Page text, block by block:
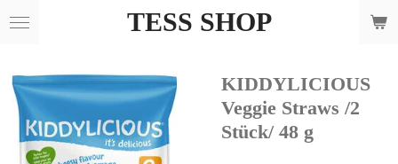
Skip
content
TESS SHOP
KIDDYLICIOUS
Veggie Straws /2
Stück/ 48 g